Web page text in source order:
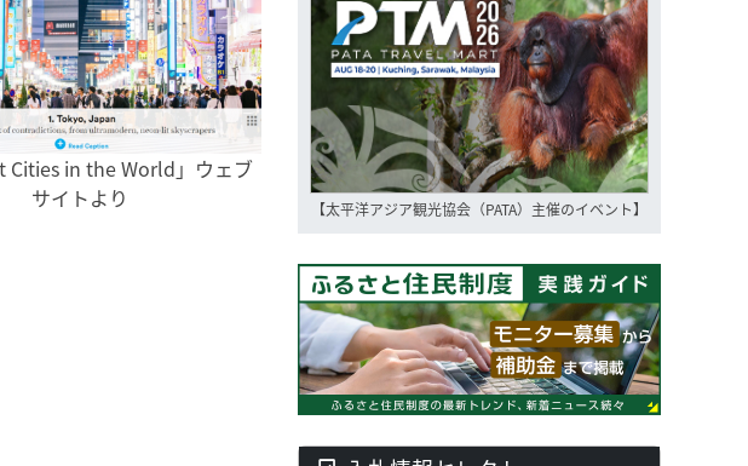
Cities in the World」ウェブ
サイトより
【太平洋アジア観光協会（PATA）主催のイベント】